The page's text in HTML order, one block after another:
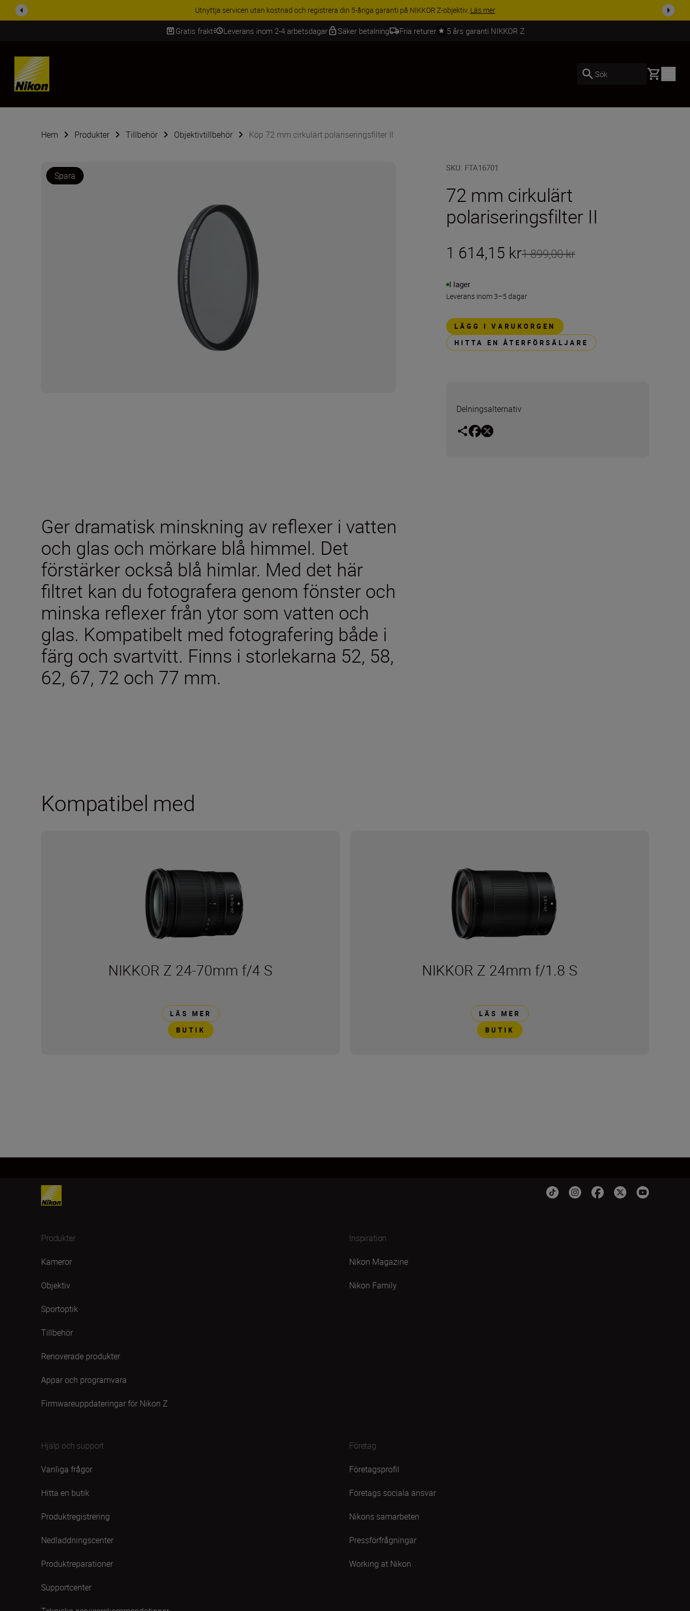
RABATT PÅ TILLBEHÖR | Få 15 % rabatt på utvalda tillbehör, komplettera din utrustning i dagHandla nu
Gratis frakt Leverans inom 2-4 arbetsdagar Säker betalning Fria returer 5 års garanti NIKKOR Z
SKIP
Sök Basket
Hem Produkter Tillbehör Objektivtillbehör Köp 72 mm cirkulärt polariseringsfilter II
Spara
SKU: FTA16701
72 mm cirkulärt
polariseringsfilter II
1 614,15 kr1 899,00 kr
I lager
Leverans inom 3–5 dagar
LÄGG I VARUKORGEN
HITTA EN ÅTERFÖRSÄLJARE
Delningsalternativ
Ger dramatisk minskning av reflexer i vatten
och glas och mörkare blå himmel. Det
förstärker också blå himlar. Med det här
filtret kan du fotografera genom fönster och
minska reflexer från ytor som vatten och
glas. Kompatibelt med fotografering både i
färg och svartvitt. Finns i storlekarna 52, 58,
62, 67, 72 och 77 mm.
Kompatibel med
NIKKOR Z 24-70mm f/4 S
LÄS MER
BUTIK
NIKKOR Z 24mm f/1.8 S
LÄS MER
BUTIK
Produkter
Kameror
Objektiv
Sportoptik
Tillbehör
Renoverade produkter
Appar och programvara
Firmwareuppdateringar för Nikon Z
Inspiration
Nikon Magazine
Nikon Family
Hjälp och support
Vanliga frågor
Hitta en butik
Produktregistrering
Nedladdningscenter
Produktreparationer
Supportcenter
Företag
Företagsprofil
Företags sociala ansvar
Nikons samarbeten
Pressförfrågningar
Working at Nikon